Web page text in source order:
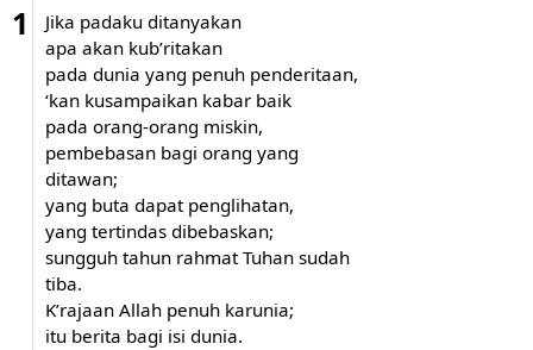
1
Jika padaku ditanyakan
apa akan kub’ritakan
pada dunia yang penuh penderitaan,
‘kan kusampaikan kabar baik
pada orang-orang miskin,
pembebasan bagi orang yang
ditawan;
yang buta dapat penglihatan,
yang tertindas dibebaskan;
sungguh tahun rahmat Tuhan sudah
tiba.
K’rajaan Allah penuh karunia;
itu berita bagi isi dunia.